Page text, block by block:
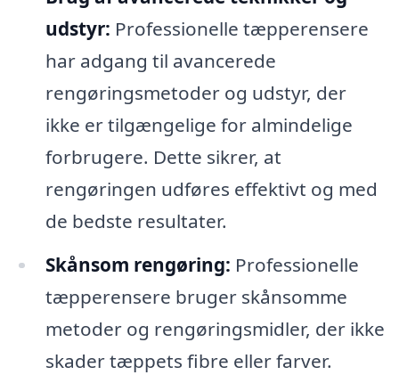
udstyr: Professionelle tæpperensere
har adgang til avancerede
rengøringsmetoder og udstyr, der
ikke er tilgængelige for almindelige
forbrugere. Dette sikrer, at
rengøringen udføres effektivt og med
de bedste resultater.
Skånsom rengøring: Professionelle
tæpperensere bruger skånsomme
metoder og rengøringsmidler, der ikke
skader tæppets fibre eller farver.